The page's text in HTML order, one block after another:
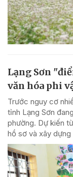
Lạng Sơn
văn hóa phi
Trước nguy cơ
tỉnh Lạng Sơn
phường. Dự kiến
hồ sơ và xây